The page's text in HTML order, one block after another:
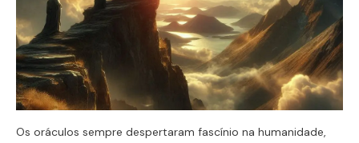
Os oráculos sempre despertaram fascínio na humanidade,